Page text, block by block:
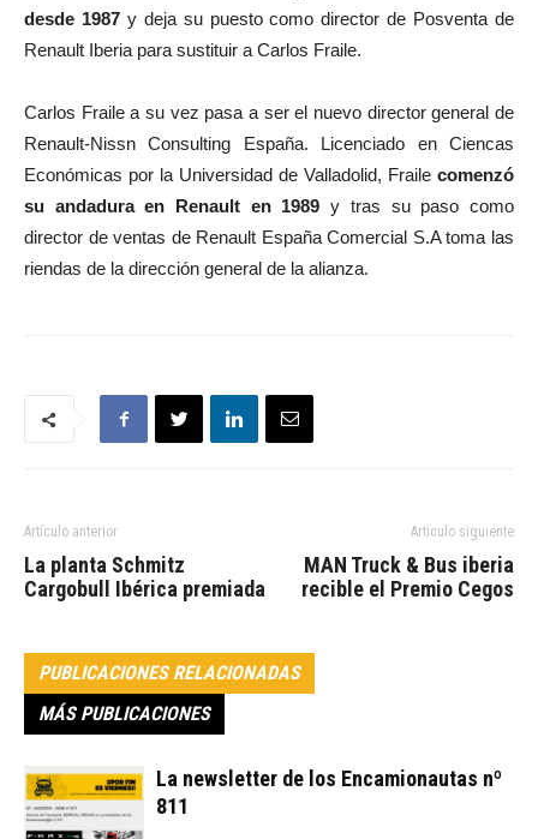
desde 1987y deja su puesto como director de Posventa de
Renault Iberia para sustituir a Carlos Fraile.
Carlos Fraile a su vez pasa a ser el nuevo director general de
Renault-Nissn Consulting España. Licenciado en Ciencas
Económicas por la Universidad de Valladolid, Fraile comenzó
su andadura en Renault en 1989 y tras su paso como
director de ventas de Renault España Comercial S.A toma las
riendas de la dirección general de la alianza.
Artículo anterior
La planta Schmitz
Cargobull Ibérica premiada
Artículo siguiente
MAN Truck & Bus iberia
recible el Premio Cegos
PUBLICACIONES RELACIONADAS
MÁS PUBLICACIONES
La newsletter de los Encamionautas nº
811